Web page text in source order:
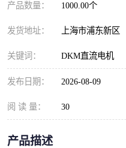
产品数量： 1000.00个
发货地址： 上海市浦东新区
关键词： DKM直流电机
发布日期： 2026-08-09
阅 读 量： 30
产品描述